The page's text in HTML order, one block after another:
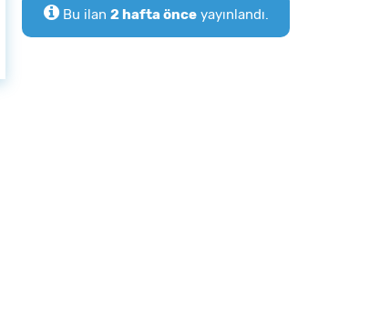
Bu ilan 2 hafta önceyayınlandı.